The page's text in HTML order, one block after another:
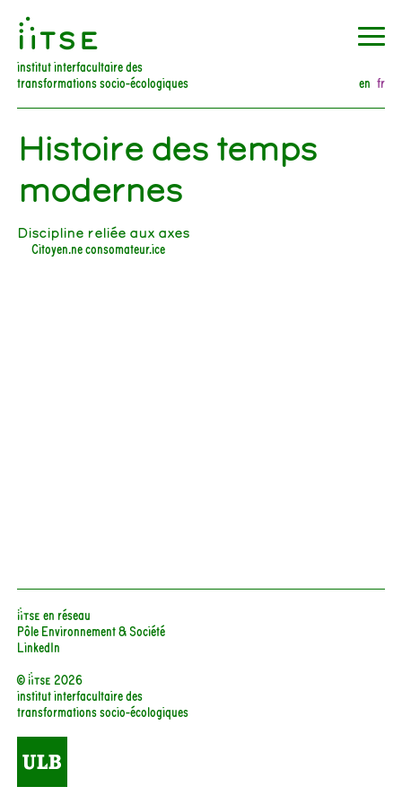
󰀀
institut interfacultaire des
transformations socio-écologiques en fr
Histoire des temps
modernes
Discipline reliée aux axes
Citoyen.ne consomateur.ice
iiTSE en réseau
Pôle Environnement & Société
LinkedIn
© iitse 2026
institut interfacultaire des
transformations socio-écologiques